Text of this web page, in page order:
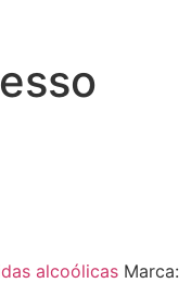
alcoólicas Marca: